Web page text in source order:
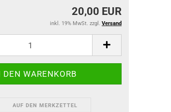
20,00 EUR
inkl. 19% MwSt. zzgl. Versand
AUF DEN MERKZETTEL